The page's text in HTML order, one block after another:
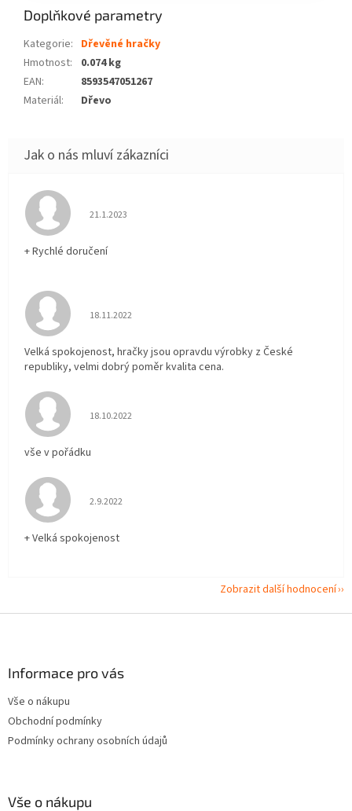
Doplňkové parametry
Kategorie: Dřevěné hračky
Hmotnost:
0.074 kg
EAN:
8593547051267
Materiál: Dřevo
Hodnocení obchodu je 5 z 5 hvězdiček.
21.1.2023
+ Rychlé doručení
Hodnocení obchodu je 5 z 5 hvězdiček.
18.11.2022
Velká spokojenost, hračky jsou opravdu výrobky z České
republiky, velmi dobrý poměr kvalita cena.
Hodnocení obchodu je 5 z 5 hvězdiček.
18.10.2022
vše v pořádku
Hodnocení obchodu je 5 z 5 hvězdiček.
2.9.2022
+ Velká spokojenost
Zobrazit další hodnocení
Informace pro vás
Vše o nákupu
Obchodní podmínky
Podmínky ochrany osobních údajů
Vše o nákupu